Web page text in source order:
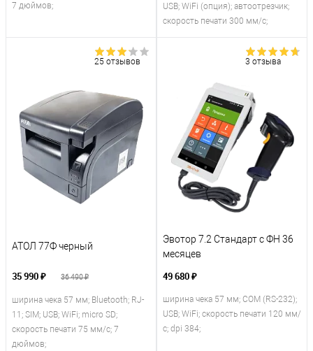
7 дюймов;
USB; WiFi (опция); автоотрезчик;
скорость печати 300 мм/с;
25 отзывов
АТОЛ 77Ф черный
35 990 ₽ 36 490 ₽
ширина чека 57 мм; Bluetooth; RJ-
11; SIM; USB; WiFi; micro SD;
скорость печати 75 мм/с; 7
дюймов;
3 отзыва
Эвотор 7.2 Стандарт c ФН 36
месяцев
49 680 ₽
ширина чека 57 мм; COM (RS-232);
USB; WiFi; скорость печати 120 мм/
с; dpi 384;